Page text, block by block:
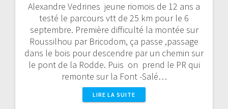
Alexandre Vedrines jeune riomois de 12 ans a
testé le parcours vtt de 25 km pour le 6
septembre. Première difficulté la montée sur
Roussilhou par Bricodom, ça passe ,passage
dans le bois pour descendre par un chemin sur
le pont de la Rodde. Puis on prend le PR qui
remonte sur la Font -Salé…
LIRE LA SUITE